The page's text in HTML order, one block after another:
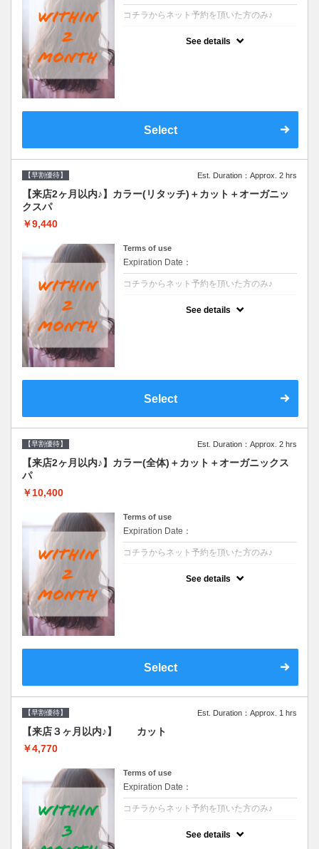
コチラからネット予約を頂いた方のみ♪
See details
Select
【早割優待】 Est. Duration：Approx. 2 hrs
【来店2ヶ月以内♪】カラー(リタッチ)＋カット＋オーガニッ
クスパ
￥9,440
Terms of use
Expiration Date：
コチラからネット予約を頂いた方のみ♪
See details
Select
【早割優待】 Est. Duration：Approx. 2 hrs
【来店2ヶ月以内♪】カラー(全体)＋カット＋オーガニックス
パ
￥10,400
Terms of use
Expiration Date：
コチラからネット予約を頂いた方のみ♪
See details
Select
【早割優待】 Est. Duration：Approx. 1 hrs
【来店３ヶ月以内♪】 カット
￥4,770
Terms of use
Expiration Date：
コチラからネット予約を頂いた方のみ♪
See details